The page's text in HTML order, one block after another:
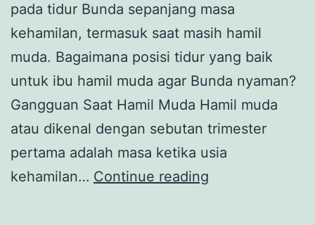
pada tidur Bunda sepanjang masa
kehamilan, termasuk saat masih hamil
muda. Bagaimana posisi tidur yang baik
untuk ibu hamil muda agar Bunda nyaman?
Gangguan Saat Hamil Muda Hamil muda
atau dikenal dengan sebutan trimester
pertama adalah masa ketika usia
kehamilan… Continue reading